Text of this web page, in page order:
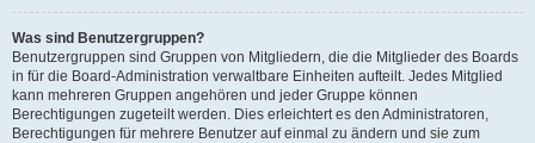
Was sind Benutzergruppen?
Benutzergruppen sind Gruppen von Mitgliedern, die die Mitglieder des Boards
in für die Board-Administration verwaltbare Einheiten aufteilt. Jedes Mitglied
kann mehreren Gruppen angehören und jeder Gruppe können
Berechtigungen zugeteilt werden. Dies erleichtert es den Administratoren,
Berechtigungen für mehrere Benutzer auf einmal zu ändern und sie zum